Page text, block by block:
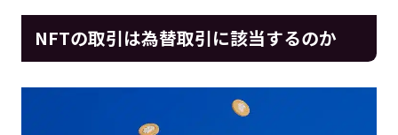
NFTの取引は為替取引に該当するのか